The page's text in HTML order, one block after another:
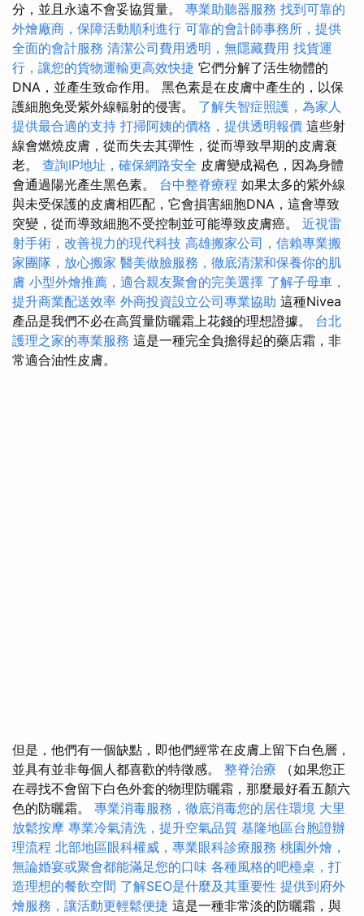
分，並且永遠不會妥協質量。 專業助聽器服務 找到可靠的
外燴廠商，保障活動順利進行 可靠的會計師事務所，提供
全面的會計服務 清潔公司費用透明，無隱藏費用 找貨運
行，讓您的貨物運輸更高效快捷 它們分解了活生物體的
DNA，並產生致命作用。 黑色素是在皮膚中產生的，以保
護細胞免受紫外線輻射的侵害。 了解失智症照護，為家人
提供最合適的支持 打掃阿姨的價格，提供透明報價 這些射
線會燃燒皮膚，從而失去其彈性，從而導致早期的皮膚衰
老。 查詢IP地址，確保網路安全 皮膚變成褐色，因為身體
會通過陽光產生黑色素。 台中整脊療程 如果太多的紫外線
與未受保護的皮膚相匹配，它會損害細胞DNA，這會導致
突變，從而導致細胞不受控制並可能導致皮膚癌。 近視雷
射手術，改善視力的現代科技 高雄搬家公司，信賴專業搬
家團隊，放心搬家 醫美做臉服務，徹底清潔和保養你的肌
膚 小型外燴推薦，適合親友聚會的完美選擇 了解子母車，
提升商業配送效率 外商投資設立公司專業協助 這種Nivea
產品是我們不必在高質量防曬霜上花錢的理想證據。 台北
護理之家的專業服務 這是一種完全負擔得起的藥店霜，非
常適合油性皮膚。
但是，他們有一個缺點，即他們經常在皮膚上留下白色層，
並具有並非每個人都喜歡的特徵感。 整脊治療 （如果您正
在尋找不會留下白色外套的物理防曬霜，那麼最好看五顏六
色的防曬霜。 專業消毒服務，徹底消毒您的居住環境 大里
放鬆按摩 專業冷氣清洗，提升空氣品質 基隆地區台胞證辦
理流程 北部地區眼科權威，專業眼科診療服務 桃園外燴，
無論婚宴或聚會都能滿足您的口味 各種風格的吧檯桌，打
造理想的餐飲空間 了解SEO是什麼及其重要性 提供到府外
燴服務，讓活動更輕鬆便捷 這是一種非常淡的防曬霜，與